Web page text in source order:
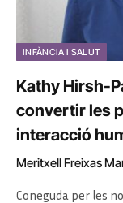
INFÀNCIA I SALUT
Kathy Hirsh-
convertir les
interacció
Meritxell Freixas
Coneguda per les